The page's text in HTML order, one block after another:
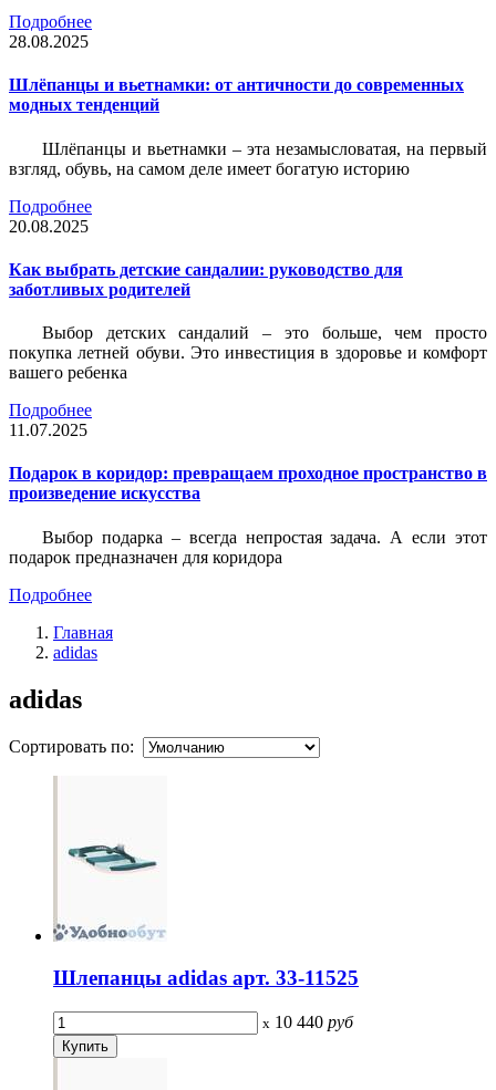
Подробнее
28.08.2025
Шлёпанцы и вьетнамки: от античности до современных
модных тенденций
Шлёпанцы и вьетнамки – эта незамысловатая, на первый
взгляд, обувь, на самом деле имеет богатую историю
Подробнее
20.08.2025
Как выбрать детские сандалии: руководство для
заботливых родителей
Выбор детских сандалий – это больше, чем просто
покупка летней обуви. Это инвестиция в здоровье и комфорт
вашего ребенка
Подробнее
11.07.2025
Подарок в коридор: превращаем проходное пространство в
произведение искусства
Выбор подарка – всегда непростая задача. А если этот
подарок предназначен для коридора
Подробнее
Главная
adidas
adidas
Сортировать по:
Шлепанцы adidas арт. 33-11525
x 10 440 руб